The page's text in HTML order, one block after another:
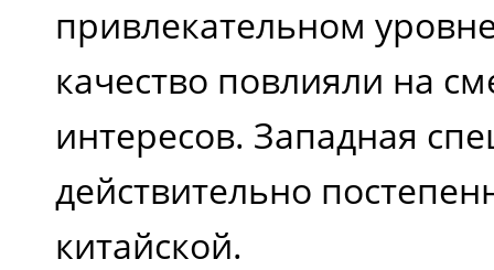
привлекательном
качество повлияли на
интересов. Западная
действительно
китайской.